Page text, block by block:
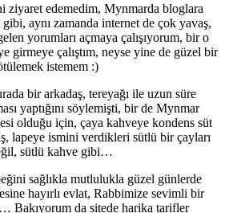
ziyaret edemedim, Mynmarda bloglara
aynı zamanda internet de çok yavaş,
yorumları açmaya çalışıyorum, bir o
girmeye çalıştım, neyse yine de güzel bir
istemem :)
bir arkadaş, tereyağı ile uzun süre
yaptığını söylemişti, bir de Mynmar
olduğu için, çaya kahveye kondens süt
lapeye ismini verdikleri sütlü bir çayları
sütlü kahve gibi…
sağlıkla mutlulukla güzel günlerde
hayırlı evlat, Rabbimize sevimli bir
Bakıyorum da sitede harika tarifler